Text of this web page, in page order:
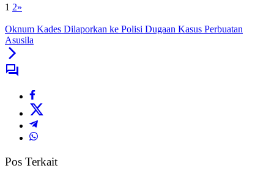
1 2»
Oknum Kades Dilaporkan ke Polisi Dugaan Kasus Perbuatan
Asusila
Pos Terkait